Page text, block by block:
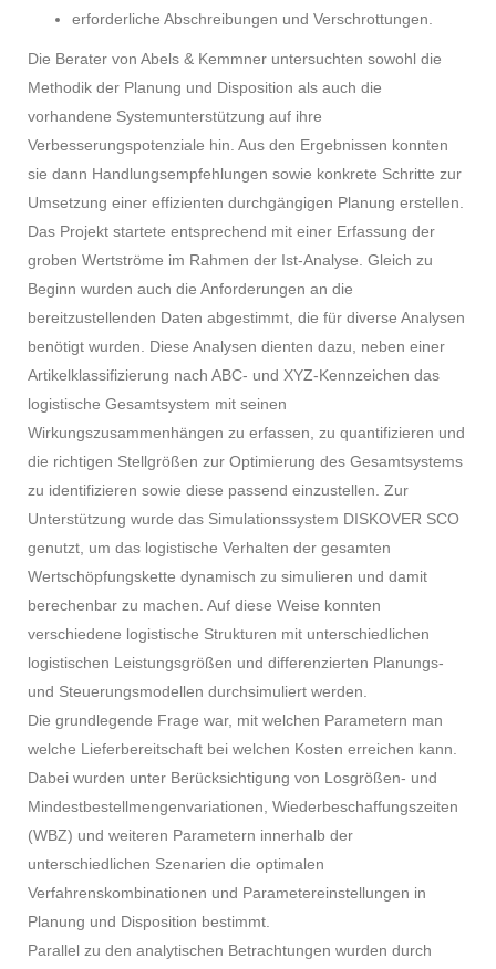
erforderliche Abschreibungen und Verschrottungen.
Die Berater von Abels & Kemmner untersuchten sowohl die
Methodik der Planung und Disposition als auch die
vorhandene Systemunterstützung auf ihre
Verbesserungspotenziale hin. Aus den Ergebnissen konnten
sie dann Handlungsempfehlungen sowie konkrete Schritte zur
Umsetzung einer effizienten durchgängigen Planung erstellen.
Das Projekt startete entsprechend mit einer Erfassung der
groben Wertströme im Rahmen der Ist-Analyse. Gleich zu
Beginn wurden auch die Anforderungen an die
bereitzustellenden Daten abgestimmt, die für diverse Analysen
benötigt wurden. Diese Analysen dienten dazu, neben einer
Artikelklassifizierung nach ABC- und XYZ-Kennzeichen das
logistische Gesamtsystem mit seinen
Wirkungszusammenhängen zu erfassen, zu quantifizieren und
die richtigen Stellgrößen zur Optimierung des Gesamtsystems
zu identifizieren sowie diese passend einzustellen. Zur
Unterstützung wurde das Simulationssystem DISKOVER SCO
genutzt, um das logistische Verhalten der gesamten
Wertschöpfungskette dynamisch zu simulieren und damit
berechenbar zu machen. Auf diese Weise konnten
verschiedene logistische Strukturen mit unterschiedlichen
logistischen Leistungsgrößen und differenzierten Planungs-
und Steuerungsmodellen durchsimuliert werden.
Die grundlegende Frage war, mit welchen Parametern man
welche Lieferbereitschaft bei welchen Kosten erreichen kann.
Dabei wurden unter Berücksichtigung von Losgrößen- und
Mindestbestellmengenvariationen, Wiederbeschaffungszeiten
(WBZ) und weiteren Parametern innerhalb der
unterschiedlichen Szenarien die optimalen
Verfahrenskombinationen und Parametereinstellungen in
Planung und Disposition bestimmt.
Parallel zu den analytischen Betrachtungen wurden durch